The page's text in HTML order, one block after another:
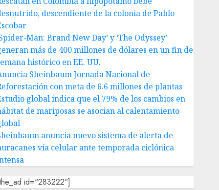
descendiente de la colonia de Pablo
Man: Brand New Day’ y ‘The Odyssey’
más de 400 millones de dólares en un fin de
histórico en EE. UU.
Sheinbaum Jornada Nacional de
con meta de 6.6 millones de plantas
global indica que el 79% de los cambios en
de mariposas se asocian al calentamiento
anuncia nuevo sistema de alerta de
vía celular ante temporada ciclónica
id="283222"]